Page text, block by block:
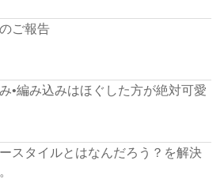
ご報告
•編み込みはほぐした方が絶対可愛
スタイルとはなんだろう？を解決